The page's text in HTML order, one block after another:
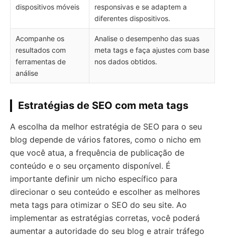
dispositivos móveis
responsivas e se adaptem a
diferentes dispositivos.
Acompanhe os
resultados com
ferramentas de
análise
Analise o desempenho das suas
meta tags e faça ajustes com base
nos dados obtidos.
Estratégias de SEO com meta tags
A escolha da melhor estratégia de SEO para o seu
blog depende de vários fatores, como o nicho em
que você atua, a frequência de publicação de
conteúdo e o seu orçamento disponível. É
importante definir um nicho específico para
direcionar o seu conteúdo e escolher as melhores
meta tags para otimizar o SEO do seu site. Ao
implementar as estratégias corretas, você poderá
aumentar a autoridade do seu blog e atrair tráfego